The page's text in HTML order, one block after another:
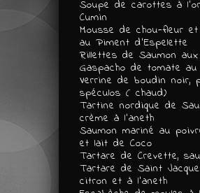
Soupe de carottes à
Cumin
Mousse de chou-fleur
au Piment d’Espelette
Rillettes de Saumon
Gaspacho de tomate
Verrine de boudin noir,
spéculos ( chaud)
Tartine nordique de
crème à l’aneth
Saumon mariné au
et lait de Coco
Tartare de Crevette,
Tartare de Saint
citron et à l’aneth